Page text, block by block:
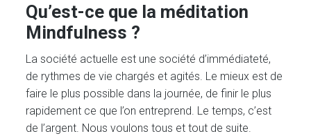
Qu’est-ce que la méditation
Mindfulness ?
La société actuelle est une société d’immédiateté,
de rythmes de vie chargés et agités. Le mieux est de
faire le plus possible dans la journée, de finir le plus
rapidement ce que l’on entreprend. Le temps, c’est
de l’argent. Nous voulons tous et tout de suite.